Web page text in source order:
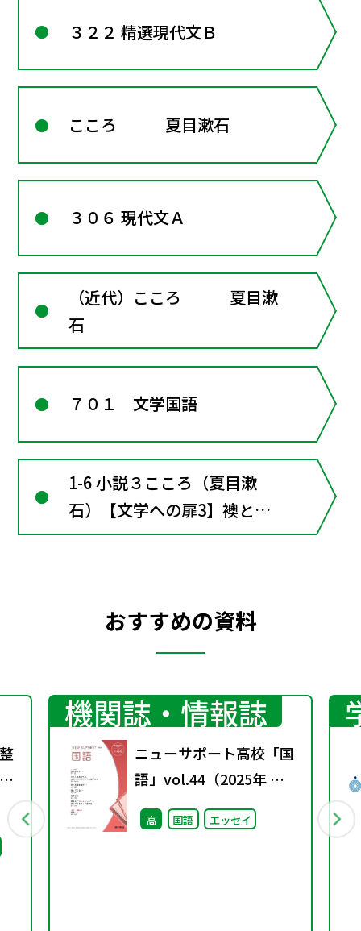
３２２ 精選現代文Ｂ
こころ 夏目漱石
３０６ 現代文Ａ
（近代）こころ 夏目漱
石
７０１ 文学国語
1-6 小説３こころ（夏目漱
石）【文学への扉3】襖とい
う建具
おすすめの資料
機関誌・情報誌
ニューサポート高校「国
語」vol.44（2025年 秋
号）
高 国語 エッセイ